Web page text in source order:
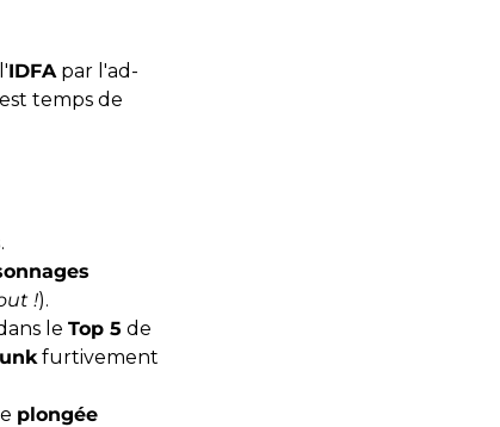
IDFApar l'ad-
temps de
.
!).
le Top 5 de
furtivement
plongée